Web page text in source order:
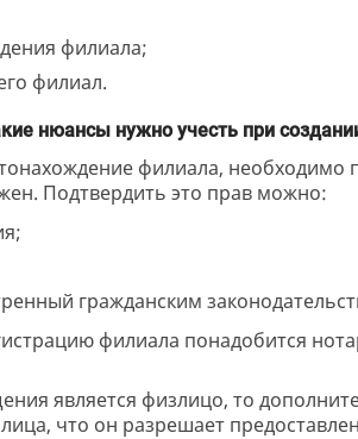
филиала;
филиал.
нюансы нужно учесть при
филиала,
Подтвердить это прав можно:
гражданским
филиала понадобится
является физлицо, то
что он разрешает